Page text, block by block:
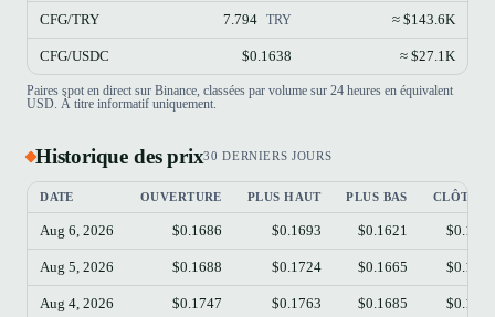
CFG/TRY 7.794 TRY ≈ $143.6K
CFG/USDC $0.1638 ≈ $27.1K
Paires spot en direct sur Binance, classées par volume sur 24 heures en équivalent
USD. À titre informatif uniquement.
Historique des prix30 DERNIERS JOURS
DATE OUVERTURE PLUS HAUT PLUS BAS CLÔTURE
Aug 6, 2026 $0.1686 $0.1693 $0.1621 $0.1638
Aug 5, 2026 $0.1688 $0.1724 $0.1665 $0.1686
Aug 4, 2026 $0.1747 $0.1763 $0.1685 $0.1689